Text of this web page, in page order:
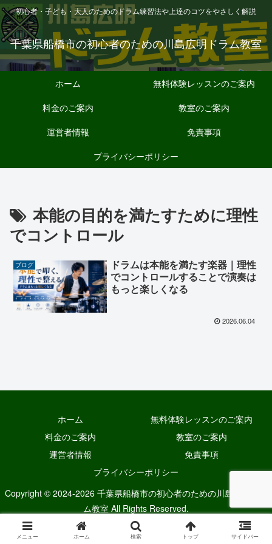
初心者・子ども・大人のためのドラム練習法や上達のコツをやさしく解説
千葉県船橋市の初心者のための川島広明ドラム教室
ホーム
無料体験レッスンのご案内
料金のご案内
教室のご案内
運営者情報
免責事項
プライバシーポリシー
本能の目的を満たすために理性
でコントロール
ブログ
ドラムは本能を満たす楽器｜理性
でコントロールすることで演奏は
もっと楽しくなる
2026.06.04
ホーム
無料体験レッスンのご案内
料金のご案内
教室のご案内
運営者情報
免責事項
プライバシーポリシー
Copyright © 2024-2026 千葉県船橋市の初心者のための川島広明ドラ
ム教室 All Rights Reserved.
メニュー ホーム 検索 トップ サイドバー